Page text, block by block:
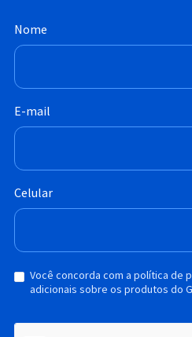
Nome
E-mail
Celular
Você concorda com a política de
adicionais sobre os produtos do